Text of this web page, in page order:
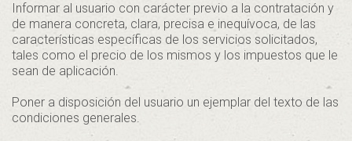
Informar al usuario con carácter previo a la contratación y
de manera concreta, clara, precisa e inequívoca, de las
características específicas de los servicios solicitados,
tales como el precio de los mismos y los impuestos que le
sean de aplicación.
Poner a disposición del usuario un ejemplar del texto de las
condiciones generales.